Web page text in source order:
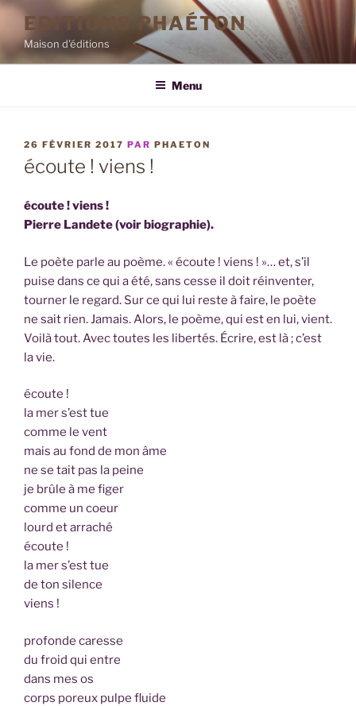
Aller
contenu
principal
EDITIONS PHAÉTON
Maison d'éditions
Menu
PUBLIÉ
LE
26 FÉVRIER 2017 PAR PHAETON
écoute ! viens !
écoute ! viens !
Pierre Landete (voir biographie).
Le poète parle au poème. « écoute ! viens ! »… et, s’il
puise dans ce qui a été, sans cesse il doit réinventer,
tourner le regard. Sur ce qui lui reste à faire, le poète
ne sait rien. Jamais. Alors, le poème, qui est en lui, vient.
Voilà tout. Avec toutes les libertés. Écrire, est là ; c’est
la vie.
écoute !
la mer s’est tue
comme le vent
mais au fond de mon âme
ne se tait pas la peine
je brûle à me figer
comme un coeur
lourd et arraché
écoute !
la mer s’est tue
de ton silence
viens !
profonde caresse
du froid qui entre
dans mes os
corps poreux pulpe fluide